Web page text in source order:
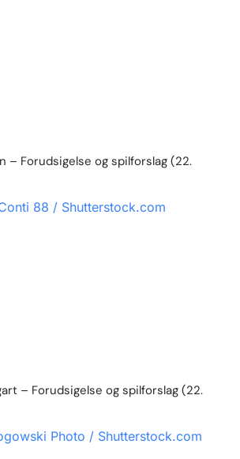
– Forudsigelse og spilforslag (22.
– Forudsigelse og spilforslag (22.